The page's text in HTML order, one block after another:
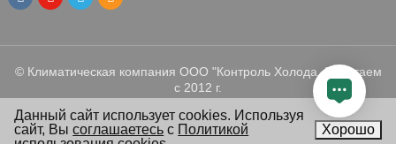
© Климатическая компания ООО "Контроль Холода. Работаем
с 2012 г.
Данный сайт использует cookies. Используя
сайт, Высоглашаетесь с Политикой
Хорошо